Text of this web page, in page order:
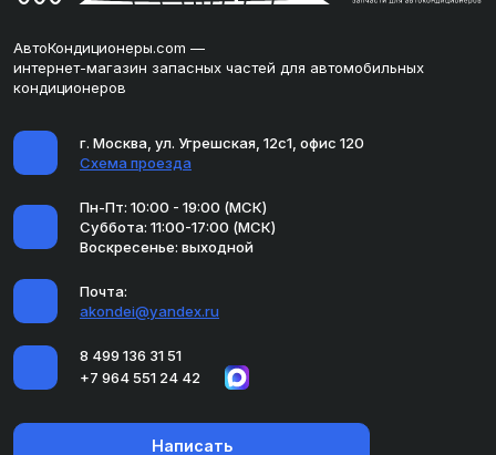
АвтоКондиционеры.com —
интернет-магазин запасных частей для автомобильных
кондиционеров
г. Москва, ул. Угрешская, 12с1, офис 120
Схема проезда
Пн-Пт: 10:00 - 19:00 (МСК)
Суббота: 11:00-17:00 (МСК)
Воскресенье: выходной
Почта:
akondei@yandex.ru
8 499 136 31 51
+7 964 551 24 42
Написать